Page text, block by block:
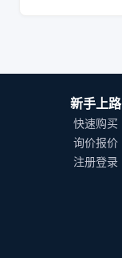
新手上路
快速购买
询价报价
注册登录